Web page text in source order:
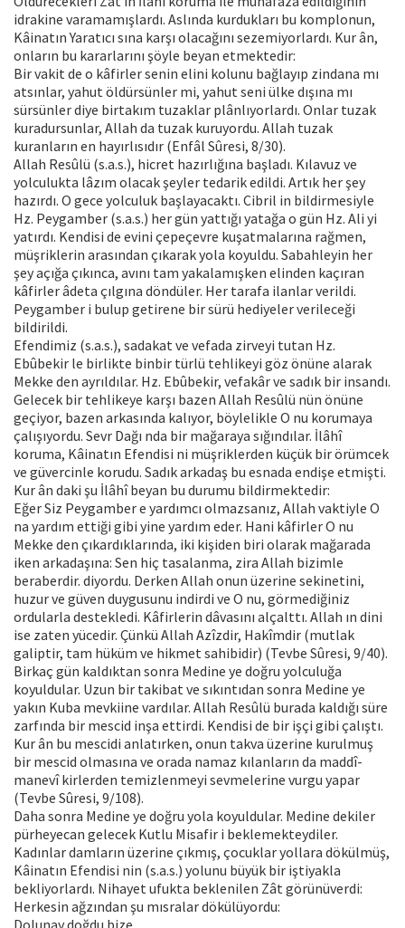
idrakine varamamışlardı. Aslında kurdukları bu komplonun,
Kâinatın Yaratıcı sına karşı olacağını sezemiyorlardı. Kur ân,
onların bu kararlarını şöyle beyan etmektedir:
Bir vakit de o kâfirler senin elini kolunu bağlayıp zindana mı
atsınlar, yahut öldürsünler mi, yahut seni ülke dışına mı
sürsünler diye birtakım tuzaklar plânlıyorlardı. Onlar tuzak
kuradursunlar, Allah da tuzak kuruyordu. Allah tuzak
kuranların en hayırlısıdır (Enfâl Sûresi, 8/30).
Allah Resûlü (s.a.s.), hicret hazırlığına başladı. Kılavuz ve
yolculukta lâzım olacak şeyler tedarik edildi. Artık her şey
hazırdı. O gece yolculuk başlayacaktı. Cibril in bildirmesiyle
Hz. Peygamber (s.a.s.) her gün yattığı yatağa o gün Hz. Ali yi
yatırdı. Kendisi de evini çepeçevre kuşatmalarına rağmen,
müşriklerin arasından çıkarak yola koyuldu. Sabahleyin her
şey açığa çıkınca, avını tam yakalamışken elinden kaçıran
kâfirler âdeta çılgına döndüler. Her tarafa ilanlar verildi.
Peygamber i bulup getirene bir sürü hediyeler verileceği
bildirildi.
Efendimiz (s.a.s.), sadakat ve vefada zirveyi tutan Hz.
Ebûbekir le birlikte binbir türlü tehlikeyi göz önüne alarak
Mekke den ayrıldılar. Hz. Ebûbekir, vefakâr ve sadık bir insandı.
Gelecek bir tehlikeye karşı bazen Allah Resûlü nün önüne
geçiyor, bazen arkasında kalıyor, böylelikle O nu korumaya
çalışıyordu. Sevr Dağı nda bir mağaraya sığındılar. İlâhî
koruma, Kâinatın Efendisi ni müşriklerden küçük bir örümcek
ve güvercinle korudu. Sadık arkadaş bu esnada endişe etmişti.
Kur ân daki şu İlâhî beyan bu durumu bildirmektedir:
Eğer Siz Peygamber e yardımcı olmazsanız, Allah vaktiyle O
na yardım ettiği gibi yine yardım eder. Hani kâfirler O nu
Mekke den çıkardıklarında, iki kişiden biri olarak mağarada
iken arkadaşına: Sen hiç tasalanma, zira Allah bizimle
beraberdir. diyordu. Derken Allah onun üzerine sekinetini,
huzur ve güven duygusunu indirdi ve O nu, görmediğiniz
ordularla destekledi. Kâfirlerin dâvasını alçalttı. Allah ın dini
ise zaten yücedir. Çünkü Allah Azîzdir, Hakîmdir (mutlak
galiptir, tam hüküm ve hikmet sahibidir) (Tevbe Sûresi, 9/40).
Birkaç gün kaldıktan sonra Medine ye doğru yolculuğa
koyuldular. Uzun bir takibat ve sıkıntıdan sonra Medine ye
yakın Kuba mevkiine vardılar. Allah Resûlü burada kaldığı süre
zarfında bir mescid inşa ettirdi. Kendisi de bir işçi gibi çalıştı.
Kur ân bu mescidi anlatırken, onun takva üzerine kurulmuş
bir mescid olmasına ve orada namaz kılanların da maddî-
manevî kirlerden temizlenmeyi sevmelerine vurgu yapar
(Tevbe Sûresi, 9/108).
Daha sonra Medine ye doğru yola koyuldular. Medine dekiler
pürheyecan gelecek Kutlu Misafir i beklemekteydiler.
Kadınlar damların üzerine çıkmış, çocuklar yollara dökülmüş,
Kâinatın Efendisi nin (s.a.s.) yolunu büyük bir iştiyakla
bekliyorlardı. Nihayet ufukta beklenilen Zât görünüverdi:
Herkesin ağzından şu mısralar dökülüyordu: